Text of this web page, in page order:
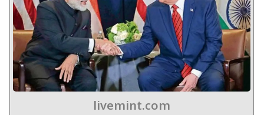
livemint.com